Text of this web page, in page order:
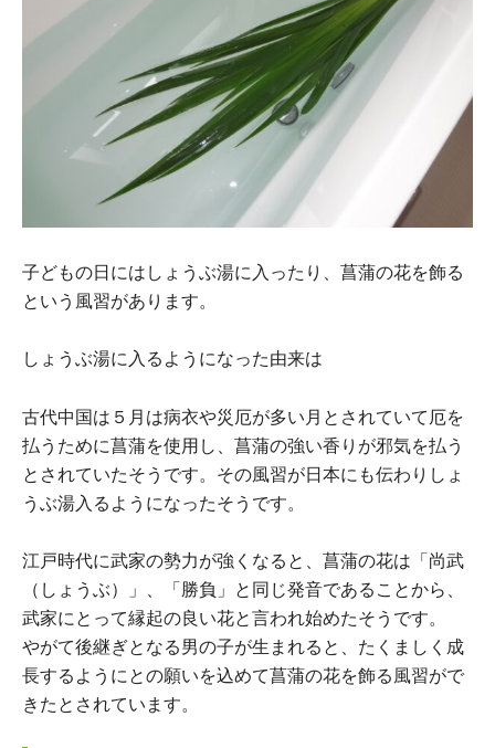
子どもの日にはしょうぶ湯に入ったり、菖蒲の花を飾る
という風習があります。
しょうぶ湯に入るようになった由来は
古代中国は５月は病衣や災厄が多い月とされていて厄を
払うために菖蒲を使用し、菖蒲の強い香りが邪気を払う
とされていたそうです。その風習が日本にも伝わりしょ
うぶ湯入るようになったそうです。
江戸時代に武家の勢力が強くなると、菖蒲の花は「尚武
（しょうぶ）」、「勝負」と同じ発音であることから、
武家にとって縁起の良い花と言われ始めたそうです。
やがて後継ぎとなる男の子が生まれると、たくましく成
長するようにとの願いを込めて菖蒲の花を飾る風習がで
きたとされています。